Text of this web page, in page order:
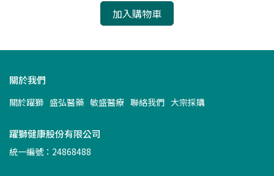
加入購物車
關於我們
關於躍獅 盛弘醫藥 敏盛醫療 聯絡我們 大宗採購
躍獅健康股份有限公司
統一編號：24868488